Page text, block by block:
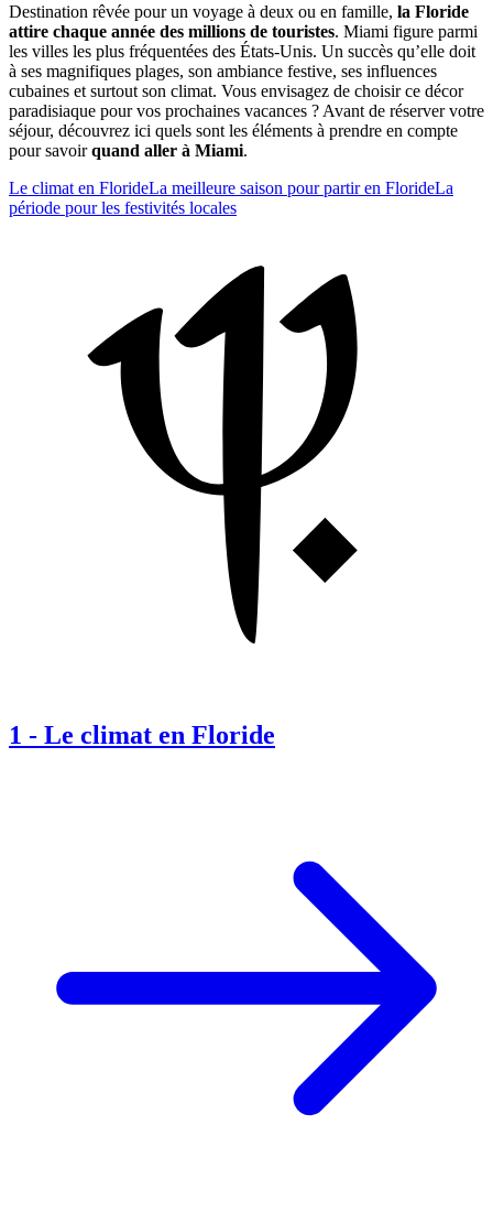
Destination rêvée pour un voyage à deux ou en famille, la Floride
attire chaque année des millions de touristes. Miami figure parmi
les villes les plus fréquentées des États-Unis. Un succès qu’elle doit
à ses magnifiques plages, son ambiance festive, ses influences
cubaines et surtout son climat. Vous envisagez de choisir ce décor
paradisiaque pour vos prochaines vacances ? Avant de réserver votre
séjour, découvrez ici quels sont les éléments à prendre en compte
pour savoirquand aller à Miami.
Le climat en FlorideLa meilleure saison pour partir en FlorideLa
période pour les festivités locales
1 - Le climat en Floride